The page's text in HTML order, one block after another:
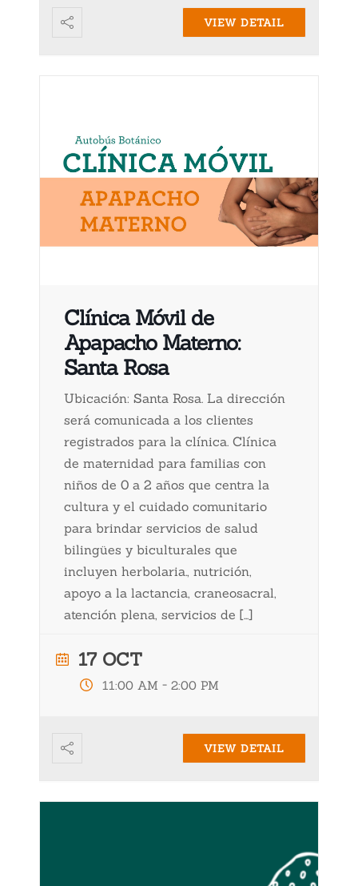
VIEW DETAIL
Clínica Móvil de
Apapacho Materno:
Santa Rosa
Ubicación: Santa Rosa. La dirección
será comunicada a los clientes
registrados para la clínica. Clínica
de maternidad para familias con
niños de 0 a 2 años que centra la
cultura y el cuidado comunitario
para brindar servicios de salud
bilingües y biculturales que
incluyen herbolaria., nutrición,
apoyo a la lactancia, craneosacral,
atención plena, servicios de […]
17 OCT
11:00 AM - 2:00 PM
VIEW DETAIL